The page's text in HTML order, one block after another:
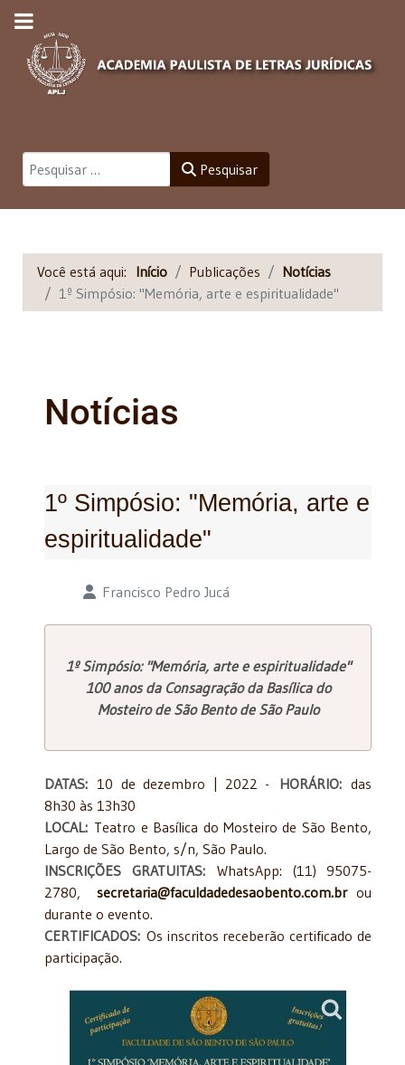
Pesquisar Pesquisar
Você está aqui: Início Publicações
Notícias
1º Simpósio: "Memória, arte e espiritualidade"
Notícias
1º Simpósio: "Memória, arte e
espiritualidade"
Detalhes Francisco Pedro Jucá
1º Simpósio: "Memória, arte e espiritualidade"
100 anos da Consagração da Basílica do
Mosteiro de São Bento de São Paulo
DATAS: 10 de dezembro | 2022 - HORÁRIO:das
8h30 às 13h30
LOCAL: Teatro e Basílica do Mosteiro de São Bento,
Largo de São Bento, s/n, São Paulo.
INSCRIÇÕES GRATUITAS:WhatsApp: (11) 95075-
2780, secretaria@faculdadedesaobento.com.brou
durante o evento.
CERTIFICADOS: Os inscritos receberão certificado de
participação.